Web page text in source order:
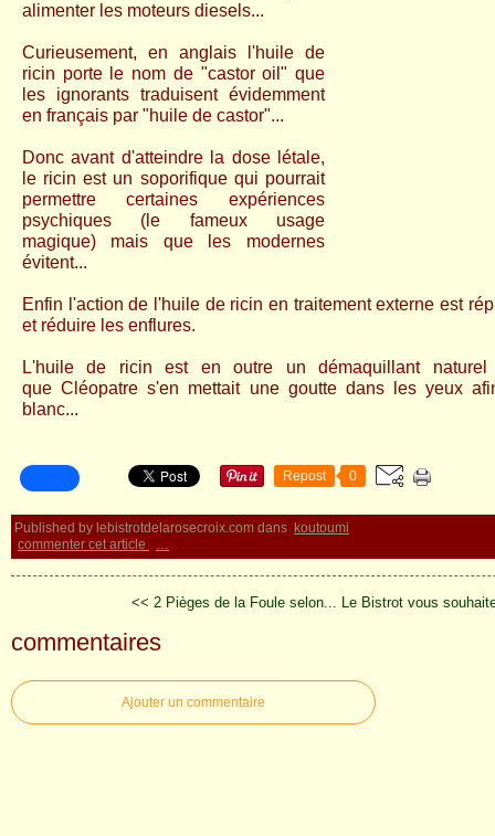
alimenter les moteurs diesels...
Curieusement, en anglais l'huile de
ricin porte le nom de "castor oil" que
les ignorants traduisent évidemment
en français par "huile de castor"...
Donc avant d'atteindre la dose létale,
le ricin est un soporifique qui pourrait
permettre certaines expériences
psychiques (le fameux usage
magique) mais que les modernes
évitent...
Enfin l'action de l'huile de ricin en traitement externe est
et réduire les enflures.
L'huile de ricin est en outre un démaquillant naturel
queCléopatre s'en mettait une goutte dans les yeux
blanc...
Repost 0
Published by lebistrotdelarosecroix.com dans koutoumi
commenter cet article
…
<< 2 Pièges de la Foule selon... Le Bistrot vous
commentaires
Ajouter un commentaire